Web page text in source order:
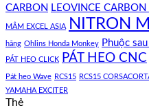
CARBON LEOVINCE
MÂM EXCEL ASIA NITRON
hãng Ohlins Honda Monkey Phuộc
PÁT HEO CLICK PÁT HEO CNC
Pát heo Wave RCS15 RCS15
YAMAHA EXCITER
Thẻ